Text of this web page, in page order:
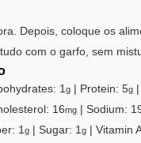
Depois, coloque os
com o garfo, sem
1g Protein: 5g
16mg Sodium:
1g Sugar: 1g Vitamin